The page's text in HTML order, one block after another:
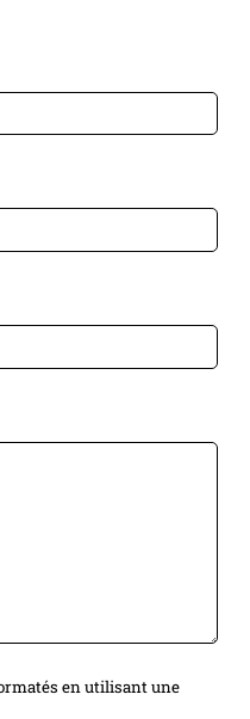
en utilisant une